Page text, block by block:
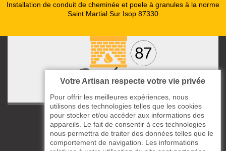
Installation de conduit de cheminée et poele à granules à la norme
Saint Martial Sur Isop 87330
ccas le Bourg
87220 Boisseuil
05 33 06 14 49
Votre Artisan respecte votre vie privée
Pour offrir les meilleures expériences, nous
utilisons des technologies telles que les cookies
pour stocker et/ou accéder aux informations des
appareils. Le fait de consentir à ces technologies
nous permettra de traiter des données telles que le
comportement de navigation. Les informations